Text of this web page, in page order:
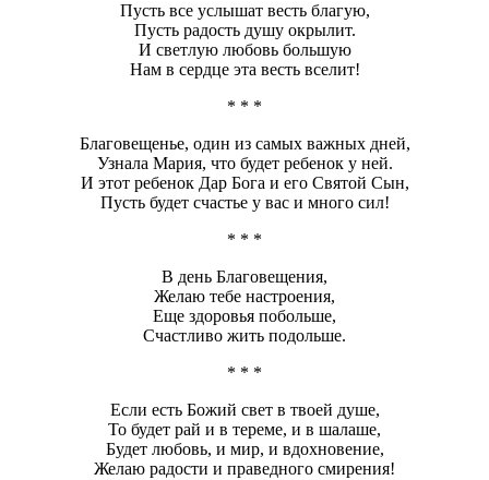
Пусть все услышат весть благую,
Пусть радость душу окрылит.
И светлую любовь большую
Нам в сердце эта весть вселит!
* * *
Благовещенье, один из самых важных дней,
Узнала Мария, что будет ребенок у ней.
И этот ребенок Дар Бога и его Святой Сын,
Пусть будет счастье у вас и много сил!
* * *
В день Благовещения,
Желаю тебе настроения,
Еще здоровья побольше,
Счастливо жить подольше.
* * *
Если есть Божий свет в твоей душе,
То будет рай и в тереме, и в шалаше,
Будет любовь, и мир, и вдохновение,
Желаю радости и праведного смирения!